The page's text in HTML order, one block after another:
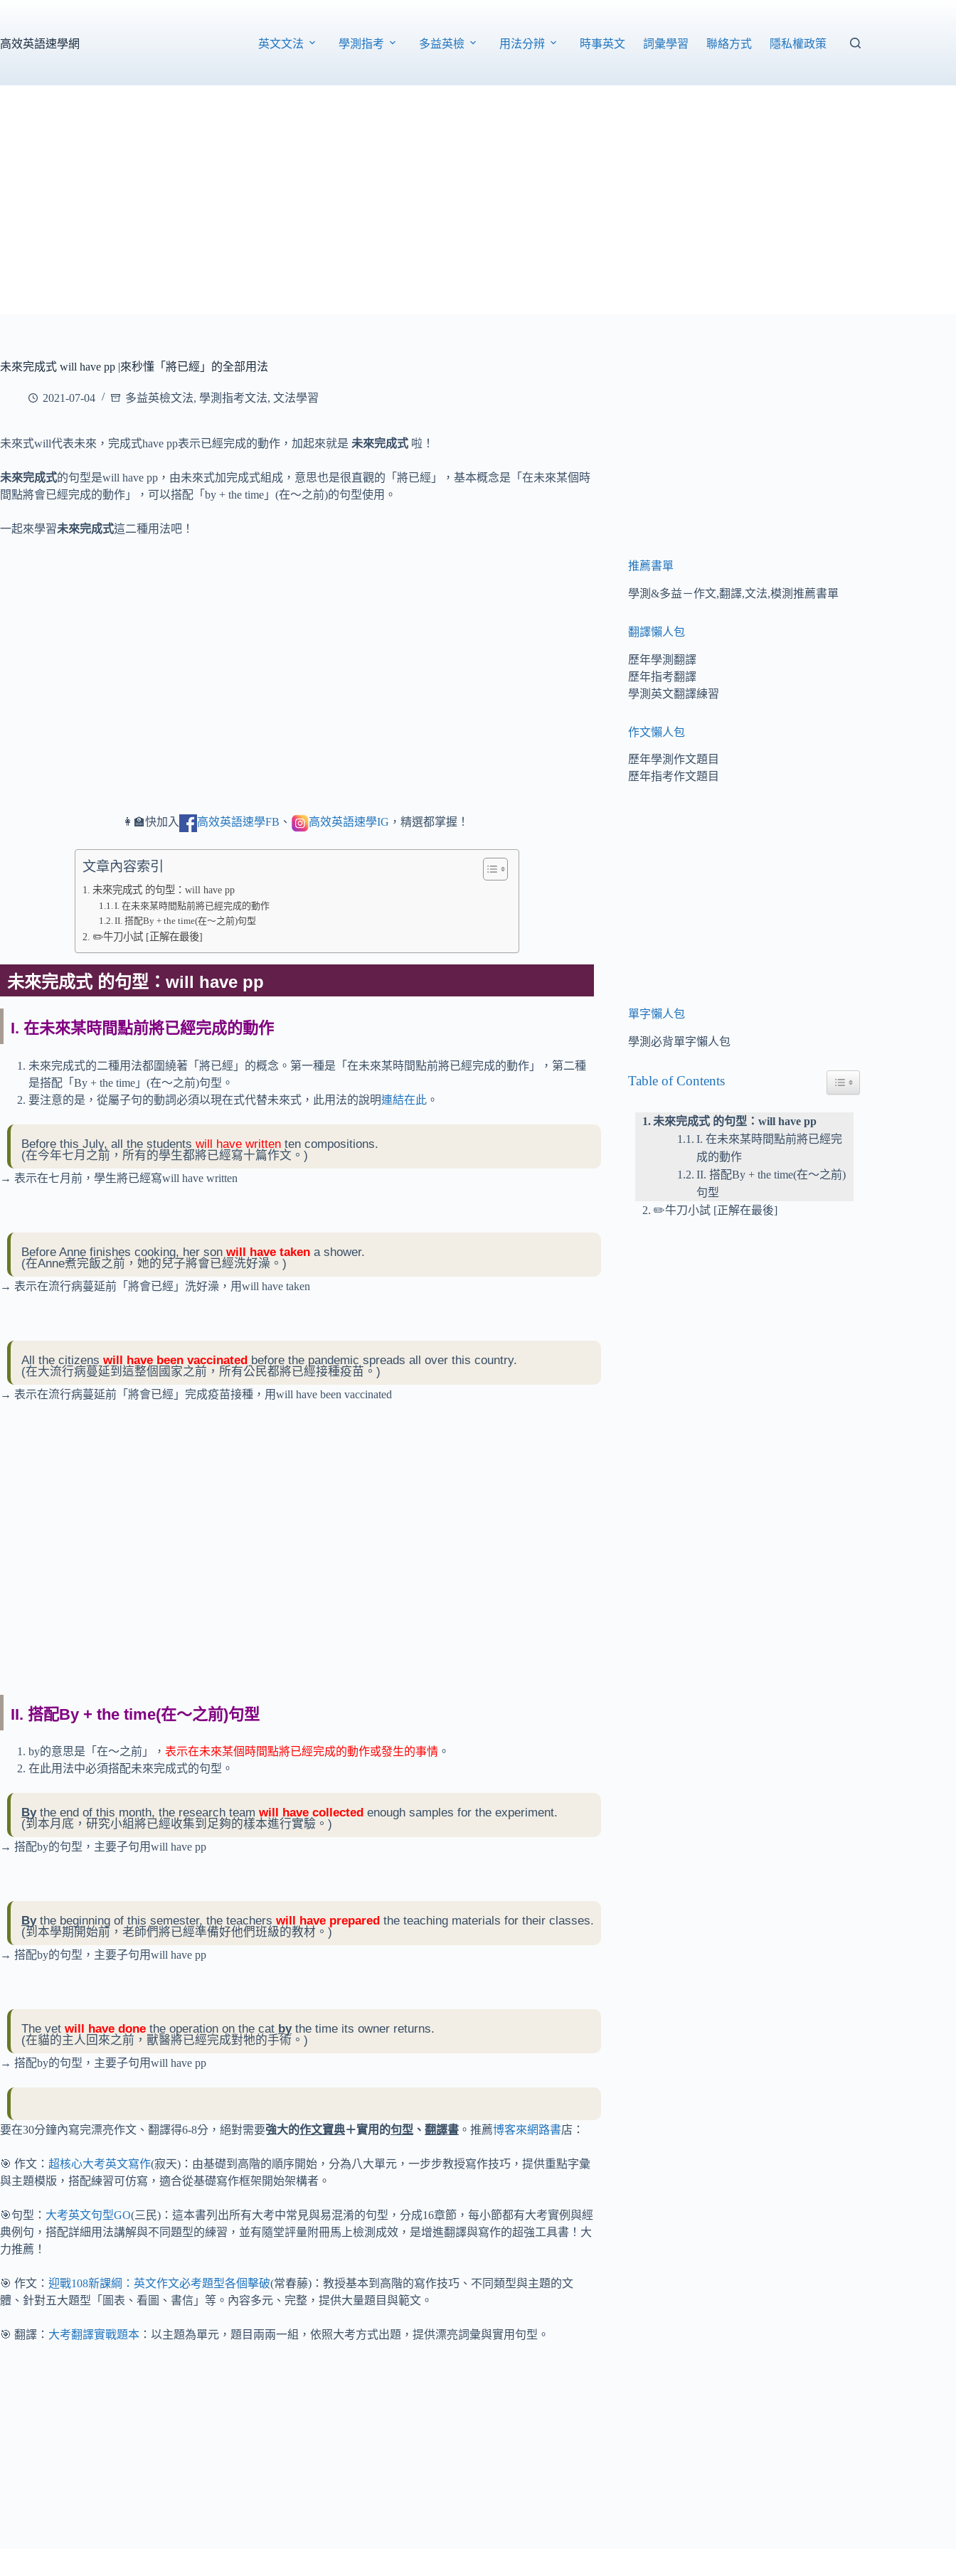
主
高效英語速學網 英文文法 學測指考 多益英檢 用法分辨 時事英文 詞彙學習 聯絡方式 隱私權政策
未來完成式 will have pp |來秒懂「將已經」的全部用法
2021-07-04 多益英檢文法, 學測指考文法, 文法學習
未來式will代表未來，完成式have pp表示已經完成的動作，加起來就是 未來完成式 啦！
未來完成式的句型是will have pp，由未來式加完成式組成，意思也是很直觀的「將已經」，基本概念是「在未來某個時
間點將會已經完成的動作」，可以搭配「by + the time」(在～之前)的句型使用。
一起來學習未來完成式這二種用法吧！
👩‍🏫快加入 高效英語速學FB 、 高效英語速學IG ，精選都掌握！
文章內容索引
未來完成式 的句型：will have pp
I. 在未來某時間點前將已經完成的動作
II. 搭配By + the time(在～之前)句型
✏️牛刀小試 [正解在最後]
未來完成式 的句型：will have pp
I. 在未來某時間點前將已經完成的動作
未來完成式的二種用法都圍繞著「將已經」的概念。第一種是「在未來某時間點前將已經完成的動作」，第二種
是搭配「By + the time」(在～之前)句型。
要注意的是，從屬子句的動詞必須以現在式代替未來式，此用法的說明連結在此 。
Before this July, all the students will have written ten compositions.
(在今年七月之前，所有的學生都將已經寫十篇作文。)
→ 表示在七月前，學生將已經寫will have written
Before Anne finishes cooking, her son will have taken a shower.
(在Anne煮完飯之前，她的兒子將會已經洗好澡。)
→ 表示在流行病蔓延前「將會已經」洗好澡，用will have taken
All the citizens will have been vaccinated before the pandemic spreads all over this country.
(在大流行病蔓延到這整個國家之前，所有公民都將已經接種疫苗。)
→ 表示在流行病蔓延前「將會已經」完成疫苗接種，用will have been vaccinated
II. 搭配By + the time(在～之前)句型
by的意思是「在～之前」， 表示在未來某個時間點將已經完成的動作或發生的事情 。
在此用法中必須搭配未來完成式的句型。
Bythe end of this month, the research team will have collected enough samples for the experiment.
(到本月底，研究小組將已經收集到足夠的樣本進行實驗。)
→ 搭配by的句型，主要子句用will have pp
Bythe beginning of this semester, the teachers will have prepared the teaching materials for their classes.
(到本學期開始前，老師們將已經準備好他們班級的教材。)
→ 搭配by的句型，主要子句用will have pp
The vet will have done the operation on the cat bythe time its owner returns.
(在貓的主人回來之前，獸醫將已經完成對牠的手術。)
→ 搭配by的句型，主要子句用will have pp
要在30分鐘內寫完漂亮作文、翻譯得6-8分，絕對需要強大的作文寶典＋實用的句型 、 翻譯書 。推薦博客來網路書店：
🎯 作文： 超核心大考英文寫作(寂天)：由基礎到高階的順序開始，分為八大單元，一步步教授寫作技巧，提供重點字彙
與主題模版，搭配練習可仿寫，適合從基礎寫作框架開始架構者。
🎯句型： 大考英文句型GO(三民)：這本書列出所有大考中常見與易混淆的句型，分成16章節，每小節都有大考實例與經
典例句，搭配詳細用法講解與不同題型的練習，並有隨堂評量附冊馬上檢測成效，是增進翻譯與寫作的超強工具書！大
力推薦！
🎯 作文： 迎戰108新課綱：英文作文必考題型各個擊破(常春藤)：教授基本到高階的寫作技巧、不同類型與主題的文
體、針對五大題型「圖表、看圖、書信」等。內容多元、完整，提供大量題目與範文。
🎯 翻譯： 大考翻譯實戰題本 ：以主題為單元，題目兩兩一組，依照大考方式出題，提供漂亮詞彙與實用句型。
推薦書單
學測&多益－作文,翻譯,文法,模測推薦書單
翻譯懶人包
歷年學測翻譯
歷年指考翻譯
學測英文翻譯練習
作文懶人包
歷年學測作文題目
歷年指考作文題目
單字懶人包
學測必背單字懶人包
Table of Contents Toggle Table of Content
未來完成式 的句型：will have pp
I. 在未來某時間點前將已經完
成的動作
II. 搭配By + the time(在～之前)
句型
✏️牛刀小試 [正解在最後]